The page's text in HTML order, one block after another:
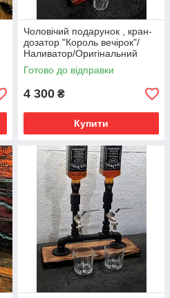
Чоловічий подарунок , кран-
дозатор "Король вечірок"/
Наливатор/Оригінальний
подарунок/Ручна робота!
Готово до відправки
4 300 ₴
Купити